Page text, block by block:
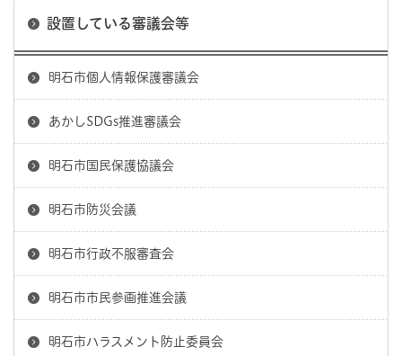
設置している審議会等
明石市個人情報保護審議会
あかしSDGs推進審議会
明石市国民保護協議会
明石市防災会議
明石市行政不服審査会
明石市市民参画推進会議
明石市ハラスメント防止委員会